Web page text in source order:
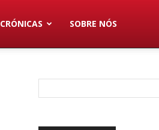
CRÓNICAS SOBRE NÓS